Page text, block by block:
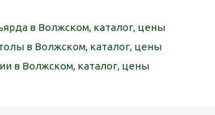
в Волжском, каталог, цены
в Волжском, каталог, цены
в Волжском, каталог, цены